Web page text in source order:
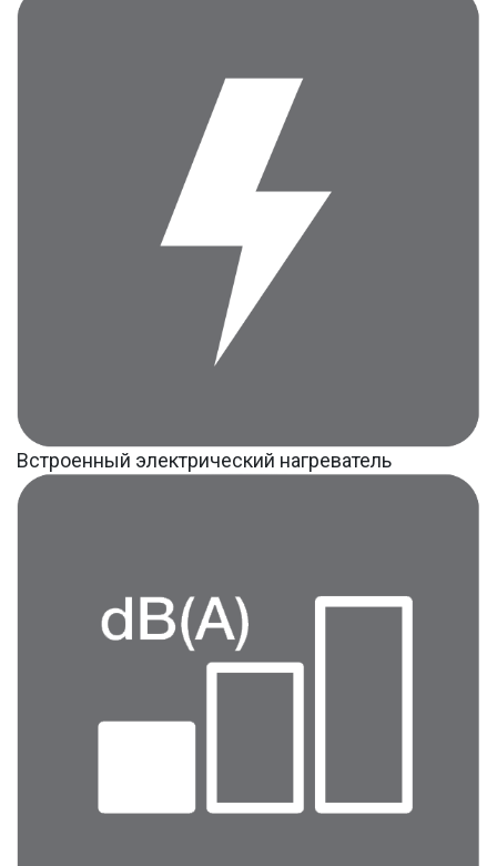
Встроенный электрический нагреватель